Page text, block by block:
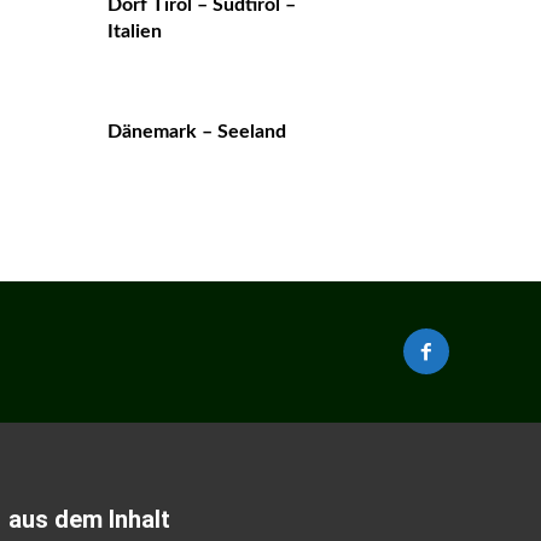
Dorf Tirol – Südtirol –
Italien
Dänemark – Seeland
aus dem Inhalt